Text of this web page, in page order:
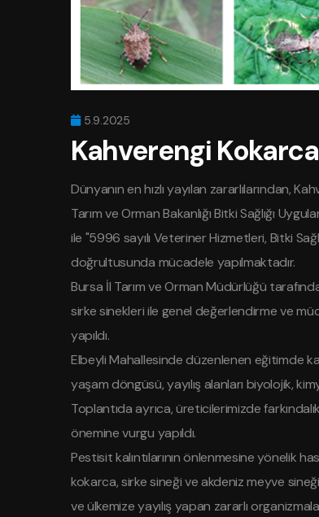
5.9.2025
Kahverengi
Dünyanın en hızlı yayılan zararlılarından,
Tarım ve Orman Bakanlığı Bitki Sağlığı
ile "5996 sayılı Veteriner Hizmetleri, Bitki
doğrultusunda mücadele yapılmaktadır.
Bursa İl Tarım ve Orman Müdürlüğü
sirke sinekleri ile genel değerlendirme ve
yapıldı.
Elbeyli Mahallesinde düzenlenen eğitimde
yaşam döngüsü, yayılış alanları biyolojik,
Toplantıda ayrıca, üreticilerimizde
önemine vurgu yapıldı.
Pestisit kalıntılarının önlenmesine yönelik
kokarca, sirke sineği ve akdeniz meyve
ve ülkemize yayılış yapan zararlı